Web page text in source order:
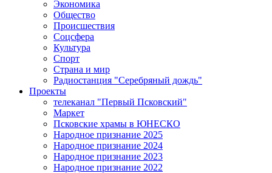
Экономика
Общество
Происшествия
Соцсфера
Культура
Спорт
Страна и мир
Радиостанция "Серебряный дождь"
Проекты
телеканал "Первый Псковский"
Маркет
Псковские храмы в ЮНЕСКО
Народное признание 2025
Народное признание 2024
Народное признание 2023
Народное признание 2022